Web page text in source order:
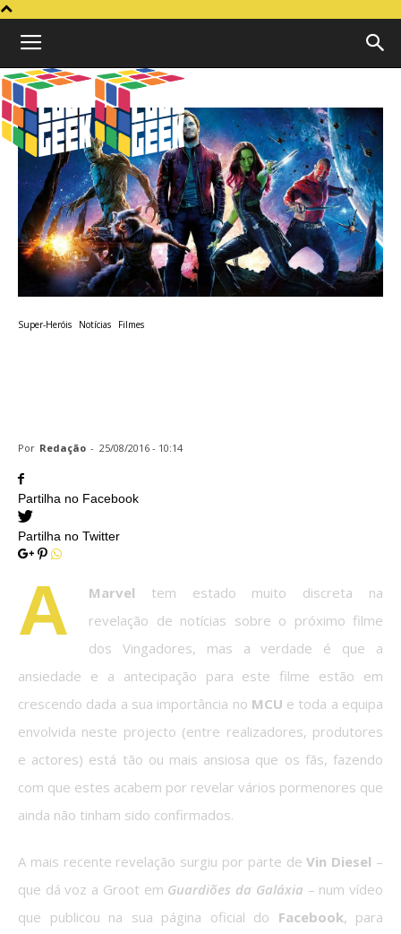
Cubo
Super-Heróis Notícias Filmes
Por Redação - 25/08/2016 - 10:14
Partilha no Facebook
Partilha no Twitter
A Marvel tem estado muito discreta na
revelação de notícias sobre o próximo filme
dos Vingadores, mas a verdade é que a
ansiedade e a antecipação para este filme estão em
crescendo dada a sua importância no MCU e toda a equipa
envolvida neste projecto (entre realizadores, produtores
e actores) está tão ou mais ansiosa que os fãs, fazendo
com que estes acabem por revelar vários pormenores que
ainda não tinham sido confirmados.
A mais recente revelação surgiu por parte deVin Diesel –
que dá voz a Groot em Guardiões da Galáxia – num vídeo
que publicou na sua página oficial do Facebook, para